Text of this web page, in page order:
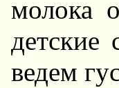
молока
ведем